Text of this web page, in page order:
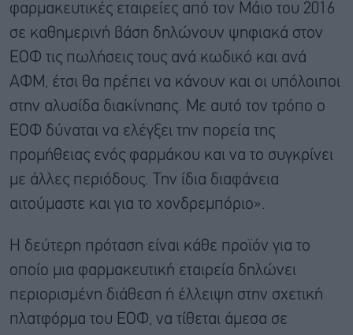
φαρμακευτικές εταιρείες από τον Μάιο του 2016
σε καθημερινή βάση δηλώνουν ψηφιακά στον
ΕΟΦ τις πωλήσεις τους ανά κωδικό και ανά
ΑΦΜ, έτσι θα πρέπει να κάνουν και οι υπόλοιποι
στην αλυσίδα διακίνησης. Με αυτό τον τρόπο ο
ΕΟΦ δύναται να ελέγξει την πορεία της
προμήθειας ενός φαρμάκου και να το συγκρίνει
με άλλες περιόδους. Την ίδια διαφάνεια
αιτούμαστε και για το χονδρεμπόριο».
Η δεύτερη πρόταση είναι κάθε προϊόν για το
οποίο μια φαρμακευτική εταιρεία δηλώνει
περιορισμένη διάθεση ή έλλειψη στην σχετική
πλατφόρμα του ΕΟΦ, να τίθεται άμεσα σε